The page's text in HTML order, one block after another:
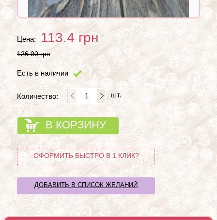
Цена: 113.4грн
126.00 грн
Есть в наличии
Количество: шт.
В КОРЗИНУ
ОФОРМИТЬ БЫСТРО В 1 КЛИК?
ДОБАВИТЬ В СПИСОК ЖЕЛАНИЙ